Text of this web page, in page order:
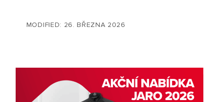
MODIFIED: 26. BŘEZNA 2026